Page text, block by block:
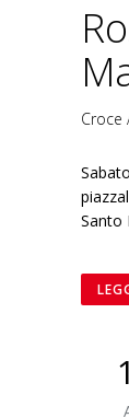
Croce
Santo